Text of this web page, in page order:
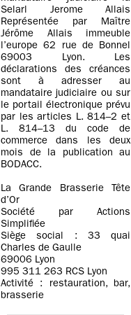
Selarl Jerome Allais
Représentée par Maître
Jérôme Allais immeuble
l’europe 62 rue de Bonnel
69003 Lyon. Les
déclarations des créances
sont à adresser au
mandataire judiciaire ou sur
le portail électronique prévu
par les articles L. 814–2 et
L. 814–13 du code de
commerce dans les deux
mois de la publication au
BODACC.
La Grande Brasserie Tête
d’Or
Société par Actions
Simplifiée
Siège social : 33 quai
Charles de Gaulle
69006 Lyon
995 311 263 RCS Lyon
Activité : restauration, bar,
brasserie